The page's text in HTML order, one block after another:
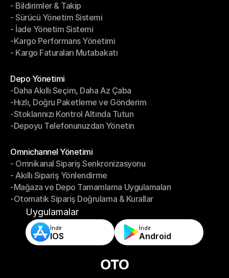
- Kargo Otomasyonu
- Bildirimler & Takip
- Bildirimler & Takip
- Sürücü Yönetim Sistemi
- Sürücü Yönetim Sistemi
- İade Yönetim Sistemi
- İade Yönetim Sistemi
-Kargo Performans Yönetimi
-Kargo Performans Yönetimi
- Kargo Faturaları Mutabakatı
Depo Yönetimi
Depo Yönetimi
-Daha Akıllı Seçim, Daha Az Çaba
-Daha Akıllı Seçim, Daha Az Çaba
-Hızlı, Doğru Paketleme ve Gönderim
-Hızlı, Doğru Paketleme ve Gönderim
-Stoklarınızı Kontrol Altında Tutun
-Stoklarınızı Kontrol Altında Tutun
-Depoyu Telefonunuzdan Yönetin
Omnichannel Yönetimi
Omnichannel Yönetimi
- Omnikanal Sipariş Senkronizasyonu
- Omnikanal Sipariş Senkronizasyonu
- Akıllı Sipariş Yönlendirme
- Akıllı Sipariş Yönlendirme
-Mağaza ve Depo Tamamlama Uygulamaları
-Mağaza ve Depo Tamamlama Uygulamaları
-Otomatik Sipariş Doğrulama & Kurallar
-Otomatik Sipariş Doğrulama & Kurallar
Uygulamalar
İndir
IOS
İndir
Android